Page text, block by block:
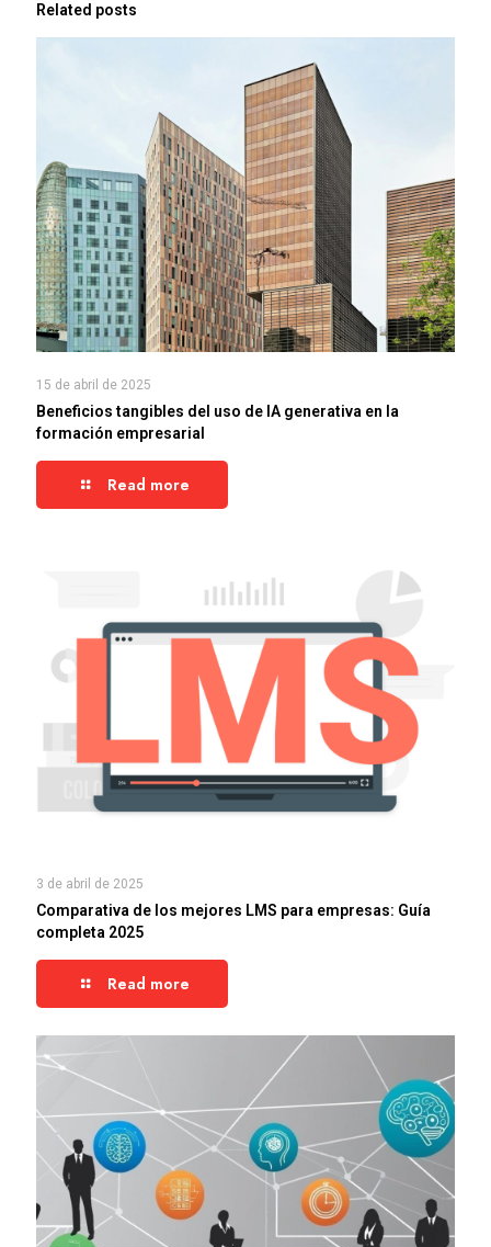
Related posts
15 de abril de 2025
Beneficios tangibles del uso de IA generativa en la
formación empresarial
Read more
3 de abril de 2025
Comparativa de los mejores LMS para empresas: Guía
completa 2025
Read more